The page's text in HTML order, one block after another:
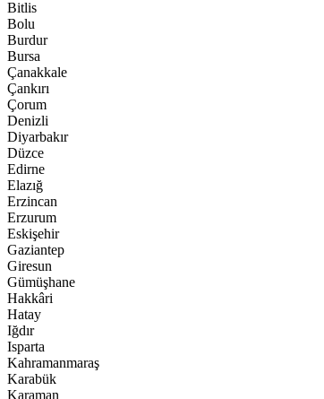
Bitlis
Bolu
Burdur
Bursa
Çanakkale
Çankırı
Çorum
Denizli
Diyarbakır
Düzce
Edirne
Elazığ
Erzincan
Erzurum
Eskişehir
Gaziantep
Giresun
Gümüşhane
Hakkâri
Hatay
Iğdır
Isparta
Kahramanmaraş
Karabük
Karaman